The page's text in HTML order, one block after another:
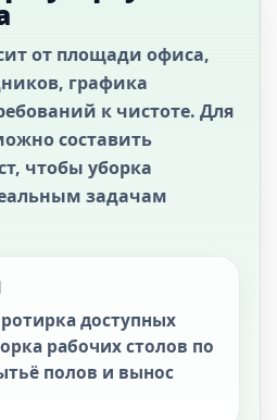
от площади офиса,
графика
к чистоте. Для
составить
чтобы уборка
задачам
доступных
рабочих столов по
полов и вынос